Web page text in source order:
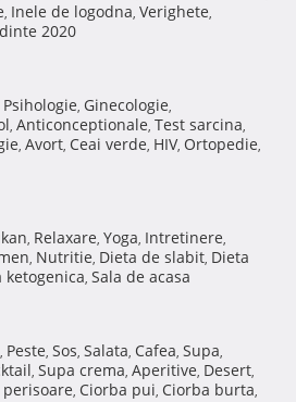
, Inele de logodna, Verighete,
2020
Psihologie, Ginecologie,
, Anticonceptionale, Test sarcina,
, Avort, Ceai verde, HIV, Ortopedie,
, Relaxare, Yoga, Intretinere,
, Nutritie, Dieta de slabit, Dieta
ketogenica, Sala de acasa
, Peste, Sos, Salata, Cafea, Supa,
, Supa crema, Aperitive, Desert,
, Ciorba pui, Ciorba burta,